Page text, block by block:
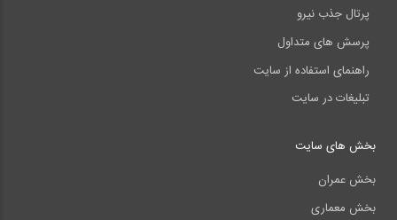
پرتال جذب نیرو
پرسش های متداول
راهنمای استفاده از سایت
تبلیغات در سایت
بخش های سایت
بخش عمران
بخش معماری